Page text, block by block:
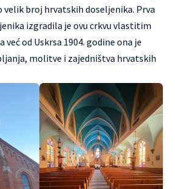
velik broj hrvatskih doseljenika. Prva
izgradila je ovu crkvu vlastitim
već od Uskrsa 1904. godine ona je
molitve i zajedništva hrvatskih